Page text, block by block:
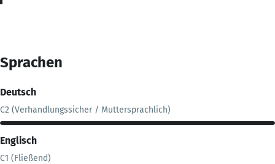
Sprachen
Deutsch
C2 (Verhandlungssicher / Muttersprachlich)
Englisch
C1 (Fließend)